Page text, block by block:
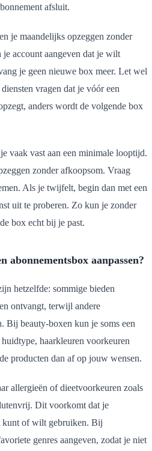
afsluit.
je maandelijks opzeggen zonder
account aangeven dat je wilt
je geen nieuwe box meer. Let wel
vragen dat je vóór een
anders wordt de volgende box
vaak vast aan een minimale looptijd.
zonder afkoopsom. Vraag
Als je twijfelt, begin dan met een
uit te proberen. Zo kun je zonder
box echt bij je past.
abonnementsbox aanpassen?
hetzelfde: sommige bieden
ontvangt, terwijl andere
Bij beauty-boxen kun je soms een
haarkleuren voorkeuren
producten dan af op jouw wensen.
allergieën of dieetvoorkeuren zoals
Dit voorkomt dat je
kunt of wilt gebruiken. Bij
genres aangeven, zodat je niet